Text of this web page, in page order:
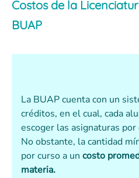
Costos de la
BUAP
La BUAP cuenta con un
créditos, en el cual, cada
escoger las asignaturas
No obstante, la cantidad
por curso a un costo
materia.